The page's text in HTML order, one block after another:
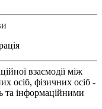
взаємодії між
осіб, фізичних осіб -
та інформаційними